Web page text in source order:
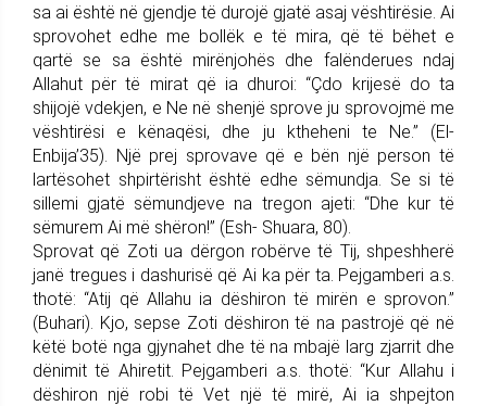
sa ai është në gjendje të durojë gjatë asaj vështirësie. Ai
sprovohet edhe me bollëk e të mira, që të bëhet e
qartë se sa është mirënjohës dhe falënderues ndaj
Allahut për të mirat që ia dhuroi: “Çdo krijesë do ta
shijojë vdekjen, e Ne në shenjë sprove ju sprovojmë me
vështirësi e kënaqësi, dhe ju ktheheni te Ne.” (El-
Enbija’35). Një prej sprovave që e bën një person të
lartësohet shpirtërisht është edhe sëmundja. Se si të
sillemi gjatë sëmundjeve na tregon ajeti: “Dhe kur të
sëmurem Ai më shëron!” (Esh- Shuara, 80).
Sprovat që Zoti ua dërgon robërve të Tij, shpeshherë
janë tregues i dashurisë që Ai ka për ta. Pejgamberi a.s.
thotë: “Atij që Allahu ia dëshiron të mirën e sprovon.”
(Buhari). Kjo, sepse Zoti dëshiron të na pastrojë që në
këtë botë nga gjynahet dhe të na mbajë larg zjarrit dhe
dënimit të Ahiretit. Pejgamberi a.s. thotë: “Kur Allahu i
dëshiron një robi të Vet një të mirë, Ai ia shpejton